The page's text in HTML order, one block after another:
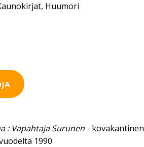
, Huumori
: Vapahtaja Surunen - kovakantinen
1990